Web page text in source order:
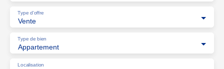
Vente
Type d'offre
Appartement
Type de bien
Localisation